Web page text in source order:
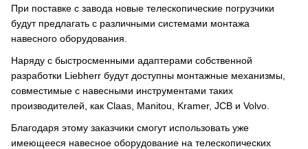
При поставке с завода новые телескопические погрузчики
будут предлагать с различными системами монтажа
навесного оборудования.
Наряду с быстросменными адаптерами собственной
разработки Liebherr будут доступны монтажные механизмы,
совместимые с навесными инструментами таких
производителей, как Claas, Manitou, Kramer, JCB и Volvo.
Благодаря этому заказчики смогут использовать уже
имеющееся навесное оборудование на телескопических